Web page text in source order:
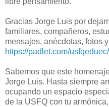
Gracias Jorge Luis por
familiares, compañeros,
mensajes, anécdotas, fotos
https://padlet.com/
Sabemos que este
Jorge Luis. Hasta siempre
ocupando un espacio
de la USFQ con tu